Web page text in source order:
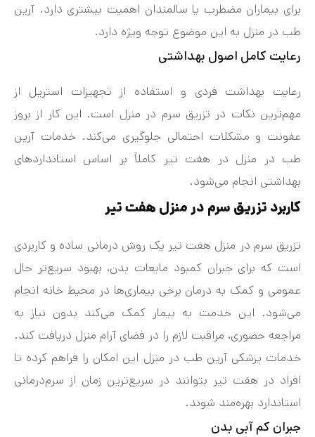
برای بیماران مضطرب یا سالمندان اهمیت بیشتری دارد. آرین
طب در منزل به این موضوع توجه ویژه دارد.
رعایت کامل اصول بهداشتی
رعایت بهداشت فردی و استفاده از تجهیزات استریل از
مهم‌ترین نکات در تزریق سرم در منزل است. این کار از بروز
عفونت و مشکلات احتمالی جلوگیری می‌کند. خدمات آرین
طب در منزل در هفت‌ تیر کاملاً بر اساس استانداردهای
بهداشتی انجام می‌شود.
کاربرد تزریق سرم در منزل هفت تیر
تزریق سرم در منزل هفت‌ تیر یک روش درمانی ساده و کاربردی
است که برای جبران کمبود مایعات بدن، بهبود سریع‌تر حال
عمومی و کمک به درمان برخی بیماری‌ها در محیط خانه انجام
می‌شود. این خدمت به بیمار کمک می‌کند بدون نیاز به
مراجعه حضوری، مراقبت لازم را در فضای آرام منزل دریافت کند.
خدمات پزشکی آرین طب در منزل این امکان را فراهم کرده تا
افراد در هفت‌ تیر بتوانند در سریع‌ترین زمان از سرم‌درمانی
استاندارد بهره‌مند شوند.
جبران کم‌ آبی بدن